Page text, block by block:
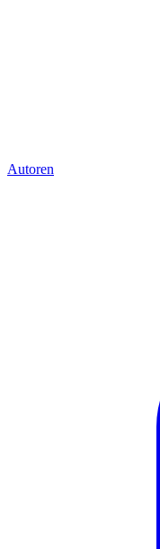
Autoren